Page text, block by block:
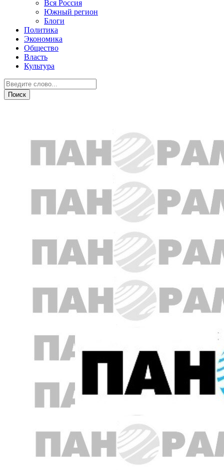
Вся Россия
Южный регион
Блоги
Политика
Экономика
Общество
Власть
Культура